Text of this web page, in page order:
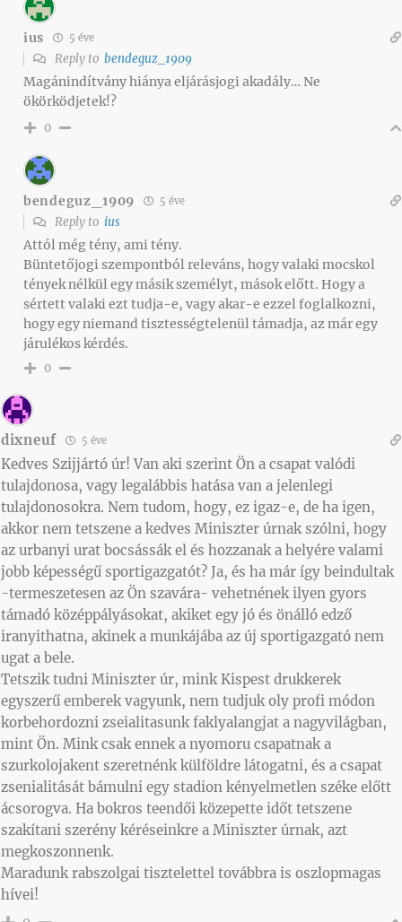
ius 5 éve
Reply to bendeguz_1909
Magánindítvány hiánya eljárásjogi akadály… Ne
ökörködjetek!?
0
bendeguz_1909 5 éve
Reply to ius
Attól még tény, ami tény.
Büntetőjogi szempontból releváns, hogy valaki mocskol
tények nélkül egy másik személyt, mások előtt. Hogy a
sértett valaki ezt tudja-e, vagy akar-e ezzel foglalkozni,
hogy egy niemand tisztességtelenül támadja, az már egy
járulékos kérdés.
0
dixneuf 5 éve
Kedves Szijjártó úr! Van aki szerint Ön a csapat valódi
tulajdonosa, vagy legalábbis hatása van a jelenlegi
tulajdonosokra. Nem tudom, hogy, ez igaz-e, de ha igen,
akkor nem tetszene a kedves Miniszter úrnak szólni, hogy
az urbanyi urat bocsássák el és hozzanak a helyére valami
jobb képességű sportigazgatót? Ja, és ha már így beindultak
-termeszetesen az Ön szavára- vehetnének ilyen gyors
támadó középpályásokat, akiket egy jó és önálló edző
iranyithatna, akinek a munkájába az új sportigazgató nem
ugat a bele.
Tetszik tudni Miniszter úr, mink Kispest drukkerek
egyszerű emberek vagyunk, nem tudjuk oly profi módon
korbehordozni zseialitasunk faklyalangjat a nagyvilágban,
mint Ön. Mink csak ennek a nyomoru csapatnak a
szurkolojakent szeretnénk külföldre látogatni, és a csapat
zsenialitását bámulni egy stadion kényelmetlen széke előtt
ácsorogva. Ha bokros teendői közepette időt tetszene
szakítani szerény kéréseinkre a Miniszter úrnak, azt
megkoszonnenk.
Maradunk rabszolgai tisztelettel továbbra is oszlopmagas
hívei!